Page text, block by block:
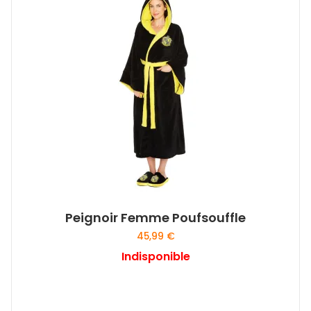
Peignoir Femme Poufsouffle
45,99 €
Indisponible